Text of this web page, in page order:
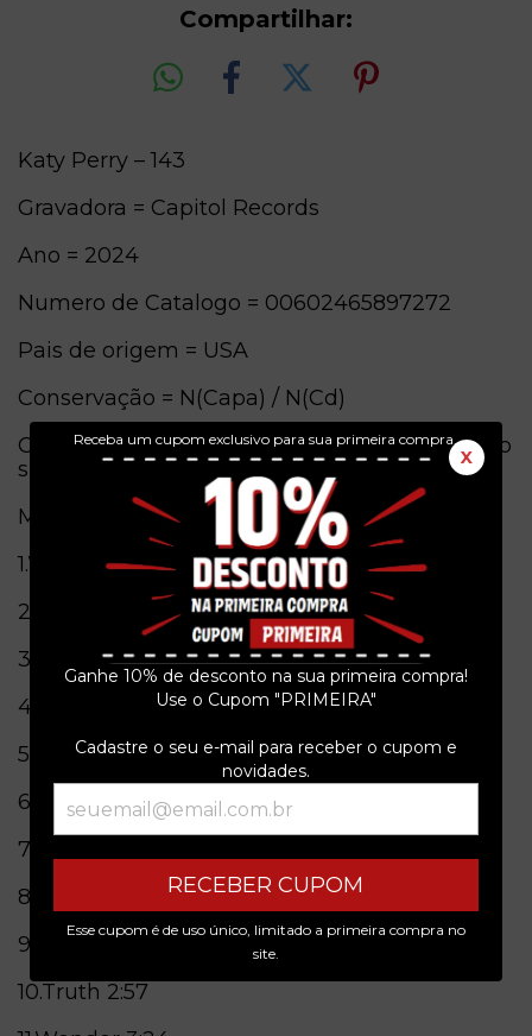
Receba um cupom exclusivo para sua primeira compra.
X
Ganhe 10% de desconto na sua primeira compra!
Use o Cupom "PRIMEIRA"
Cadastre o seu e-mail para receber o cupom e
novidades.
RECEBER CUPOM
Esse cupom é de uso único, limitado a primeira compra no
site.
Compartilhar:
Katy Perry – 143
Gravadora = Capitol Records
Ano = 2024
Numero de Catalogo = 00602465897272
Pais de origem = USA
Conservação = N(Capa) / N(Cd)
Obs. = Edição autografada, vendida apenas no
site oficial.
Músicas
1.Woman's World 2:43
2.Gimme Gimme 2:58
3.Gorgeous 3:17
4.I'm His, He's Mine 3:18
5.Crush 2:57
6.Lifetimes 3:12
7.All The Love
8.Nirvana
9.Artificial 2:44
10.Truth 2:57